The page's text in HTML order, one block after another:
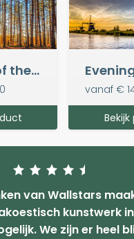
The King of the Forest
vanaf €
van Wallstars
kunstwerk
We zijn er heel